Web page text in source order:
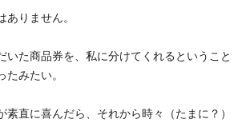
ありません。
いた商品券を、私に分けてくれるということ
たみたい。
素直に喜んだら、それから時々（たまに？）